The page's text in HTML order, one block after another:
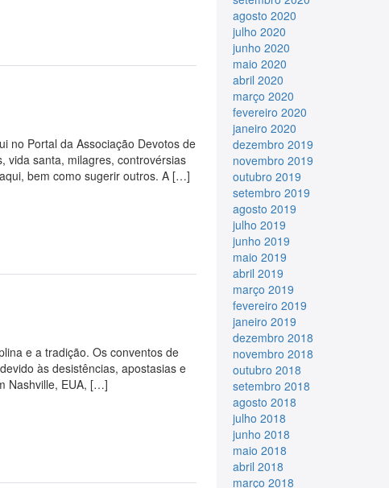
no Portal da Associação Devotos de
vida santa, milagres, controvérsias
bem como sugerir outros. A […]
e a tradição. Os conventos de
às desistências, apostasias e
Nashville, EUA, […]
agosto 2020
julho 2020
junho 2020
maio 2020
abril 2020
março 2020
fevereiro 2020
janeiro 2020
dezembro 2019
novembro 2019
outubro 2019
setembro 2019
agosto 2019
julho 2019
junho 2019
maio 2019
abril 2019
março 2019
fevereiro 2019
janeiro 2019
dezembro 2018
novembro 2018
outubro 2018
setembro 2018
agosto 2018
julho 2018
junho 2018
maio 2018
abril 2018
março 2018